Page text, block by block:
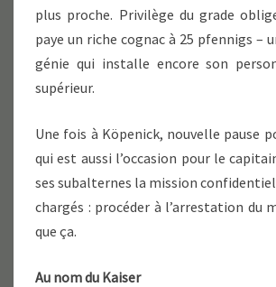
plus proche. Privilège du grade
paye un riche cognac à 25 pfennigs –
génie qui installe encore son
supérieur.
Une fois à Köpenick, nouvelle pause
qui est aussi l’occasion pour le
ses subalternes la mission
chargés : procéder à l’arrestation du
que ça.
Au nom du Kaiser